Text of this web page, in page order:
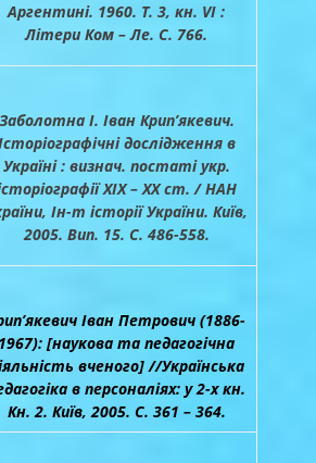
Аргентині. 1960. Т. 3, кн. VI :
Літери Ком – Ле. С. 766.
Заболотна І. Іван Крип’якевич.
дослідження в
Україні : визнач. постаті укр.
XIX – XX ст. / НАН
Ін-т історії України. Київ,
2005. Вип. 15. С. 486-558.
Іван Петрович (1886-
1967): [наукова та педагогічна
вченого] //Українська
в персоналіях: у 2-х кн.
Кн. 2. Київ, 2005. С. 361 – 364.